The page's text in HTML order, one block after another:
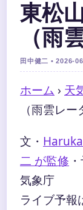
東松
（雨
田中健二 • 2026-
ホーム › 天
（雨雲レー
文・
二 が監修 ・
気象庁
ライブ予報